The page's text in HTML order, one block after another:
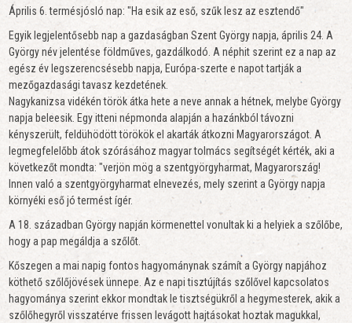
Április 6. termésjósló nap: "Ha esik az eső, szűk lesz az esztendő"
Egyik legjelentősebb nap a gazdaságban Szent György napja, április 24. A
György név jelentése földműves, gazdálkodó. A néphit szerint ez a nap az
egész év legszerencsésebb napja, Európa-szerte e napot tartják a
mezőgazdasági tavasz kezdetének.
Nagykanizsa vidékén török átka hete a neve annak a hétnek, melybe György
napja beleesik. Egy itteni népmonda alapján a hazánkból távozni
kényszerült, feldühödött törökök el akarták átkozni Magyarországot. A
legmegfelelőbb átok szórásához magyar tolmács segítségét kérték, aki a
következőt mondta: "verjön mög a szentgyörgyharmat, Magyarország!
Innen való a szentgyörgyharmat elnevezés, mely szerint a György napja
környéki eső jó termést ígér.
A 18. században György napján körmenettel vonultak ki a helyiek a szőlőbe,
hogy a pap megáldja a szőlőt.
Kőszegen a mai napig fontos hagyománynak számít a György napjához
köthető szőlőjövések ünnepe. Az e napi tisztújítás szőlővel kapcsolatos
hagyománya szerint ekkor mondtak le tisztségükről a hegymesterek, akik a
szőlőhegyről visszatérve frissen levágott hajtásokat hoztak magukkal,